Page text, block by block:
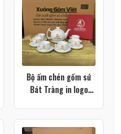
Bộ ấm chén gốm sứ
Bát Tràng in logo